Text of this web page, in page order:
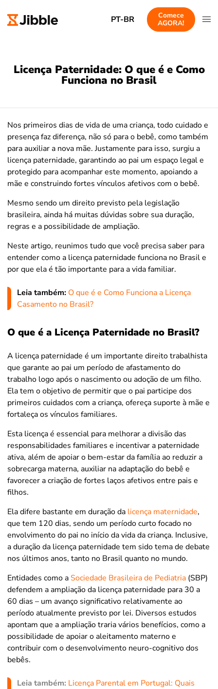
PT-BR
Comece
AGORA!
Licença Paternidade: O que é e Como
Funciona no Brasil
Nos primeiros dias de vida de uma criança, todo cuidado e
presença faz diferença, não só para o bebê, como também
para auxiliar a nova mãe. Justamente para isso, surgiu a
licença paternidade, garantindo ao pai um espaço legal e
protegido para acompanhar este momento, apoiando a
mãe e construindo fortes vínculos afetivos com o bebê.
Mesmo sendo um direito previsto pela legislação
brasileira, ainda há muitas dúvidas sobre sua duração,
regras e a possibilidade de ampliação.
Neste artigo, reunimos tudo que você precisa saber para
entender como a licença paternidade funciona no Brasil e
por que ela é tão importante para a vida familiar.
Leia também: O que é e Como Funciona a Licença
Casamento no Brasil?
O que é a Licença Paternidade no Brasil?
A licença paternidade é um importante direito trabalhista
que garante ao pai um período de afastamento do
trabalho logo após o nascimento ou adoção de um filho.
Ela tem o objetivo de permitir que o pai participe dos
primeiros cuidados com a criança, ofereça suporte à mãe e
fortaleça os vínculos familiares.
Esta licença é essencial para melhorar a divisão das
responsabilidades familiares e incentivar a paternidade
ativa, além de apoiar o bem-estar da família ao reduzir a
sobrecarga materna, auxiliar na adaptação do bebê e
favorecer a criação de fortes laços afetivos entre pais e
filhos.
Ela difere bastante em duração da licença maternidade,
que tem 120 dias, sendo um período curto focado no
envolvimento do pai no início da vida da criança. Inclusive,
a duração da licença paternidade tem sido tema de debate
nos últimos anos, tanto no Brasil quanto no mundo.
Entidades como a Sociedade Brasileira de Pediatria (SBP)
defendem a ampliação da licença paternidade para 30 a
60 dias – um avanço significativo relativamente ao
período atualmente previsto por lei. Diversos estudos
apontam que a ampliação traria vários benefícios, como a
possibilidade de apoiar o aleitamento materno e
contribuir com o desenvolvimento neuro-cognitivo dos
bebês.
Leia também: Licença Parental em Portugal: Quais